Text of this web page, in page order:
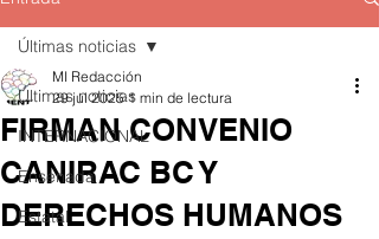
Últimas noticias
INTERNACIONAL
Ensenada
Estatal
Últimas noticias
FIRMAN CONVENIO
CANIRAC BC Y
DERECHOS HUMANOS
MI Redacción
29 jul 2025 1 min de lectura